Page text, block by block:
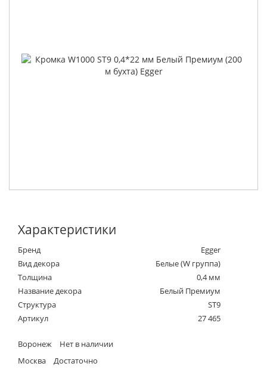
Характеристики
Бренд
Egger
Вид декора
Белые (W группа)
Толщина
0,4 мм
Название декора
Белый Премиум
Структура
ST9
Артикул
27 465
Воронеж
Нет в наличии
Москва
Достаточно